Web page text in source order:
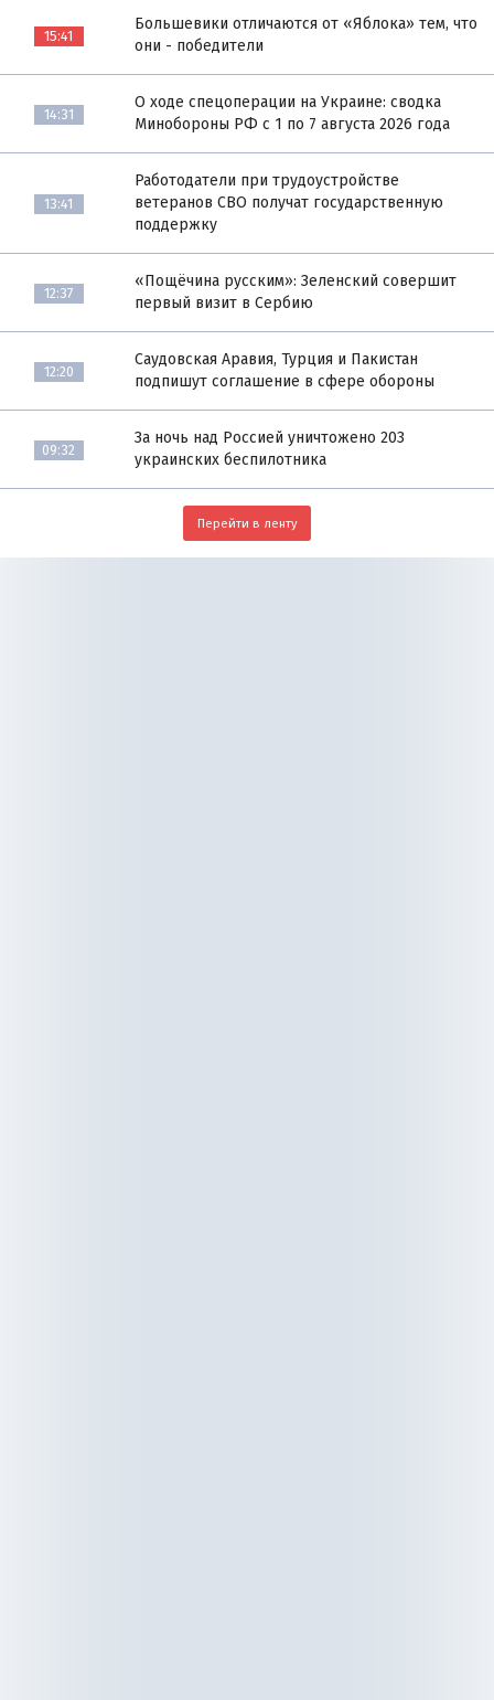
15:41
Большевики отличаются от «Яблока» тем, что
они - победители
14:31
О ходе спецоперации на Украине: сводка
Минобороны РФ с 1 по 7 августа 2026 года
13:41
Работодатели при трудоустройстве
ветеранов СВО получат государственную
поддержку
12:37
«Пощёчина русским»: Зеленский совершит
первый визит в Сербию
12:20
Саудовская Аравия, Турция и Пакистан
подпишут соглашение в сфере обороны
09:32
За ночь над Россией уничтожено 203
украинских беспилотника
Перейти в ленту